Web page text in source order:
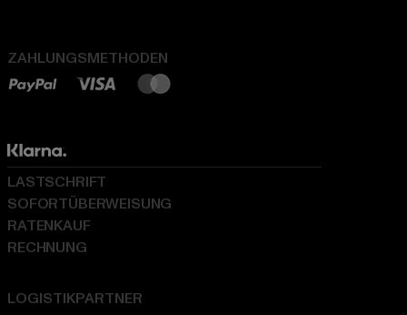
ZAHLUNGSMETHODEN
LOGISTIKPARTNER
LASTSCHRIFT
SOFORTÜBERWEISUNG
RATENKAUF
RECHNUNG